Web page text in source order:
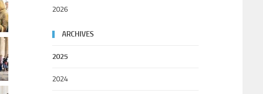
2026
ARCHIVES
2025
2024